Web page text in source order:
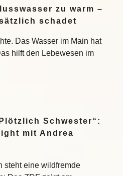
zu warm –
schadet
Das Wasser im Main hat
hilft den Lebewesen im
Schwester“:
mit Andrea
steht eine wildfremde